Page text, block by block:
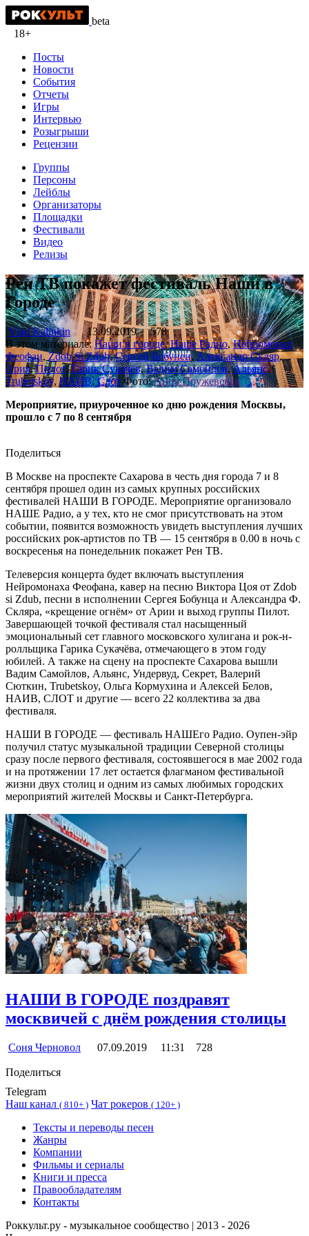
beta
18+
Посты
Новости
События
Отчеты
Игры
Интервью
Розыгрыши
Рецензии
Группы
Персоны
Лейблы
Организаторы
Площадки
Фестивали
Видео
Релизы
Рен ТВ покажет фестиваль Наши в
Городе
Vlad Kalinkin 13.09.2019
578
В этом материале:Наши в городе,Наше Радио,Нейромонах
Феофан,Zdob Si Zdub,Сергей Бобунец, Александр Скляр,
Ария,Пилот,Гарик Сукачёв,Вадим Самойлов,Альянс,
Trubetskoy,НАИВ,Слот Фото:Анна Пружевская
Мероприятие, приуроченное ко дню рождения Москвы,
прошло с 7 по 8 сентября
Поделиться
В Москве на проспекте Сахарова в честь дня города 7 и 8
сентября прошел один из самых крупных российских
фестивалей НАШИ В ГОРОДЕ. Мероприятие организовало
НАШЕ Радио, а у тех, кто не смог присутствовать на этом
событии, появится возможность увидеть выступления лучших
российских рок-артистов по ТВ — 15 сентября в 0.00 в ночь с
воскресенья на понедельник покажет Рен ТВ.
Телеверсия концерта будет включать выступления
Нейромонаха Феофана, кавер на песню Виктора Цоя от Zdob
si Zdub, песни в исполнении Сергея Бобунца и Александра Ф.
Скляра, «крещение огнём» от Арии и выход группы Пилот.
Завершающей точкой фестиваля стал насыщенный
эмоциональный сет главного московского хулигана и рок-н-
ролльщика Гарика Сукачёва, отмечающего в этом году
юбилей. А также на сцену на проспекте Сахарова вышли
Вадим Самойлов, Альянс, Ундервуд, Секрет, Валерий
Сюткин, Trubetskoy, Ольга Кормухина и Алексей Белов,
НАИВ, СЛОТ и другие — всего 22 коллектива за два
фестиваля.
НАШИ В ГОРОДЕ — фестиваль НАШЕго Радио. Оупен-эйр
получил статус музыкальной традиции Северной столицы
сразу после первого фестиваля, состоявшегося в мае 2002 года
и на протяжении 17 лет остается флагманом фестивальной
жизни двух столиц и одним из самых любимых городских
мероприятий жителей Москвы и Санкт-Петербурга.
НАШИ В ГОРОДЕ поздравят
москвичей с днём рождения столицы
Соня Черновол 07.09.2019 11:31 728
Поделиться
Telegram
Наш канал ( 810+ ) Чат рокеров ( 120+ )
Тексты и переводы песен
Жанры
Компании
Фильмы и сериалы
Книги и пресса
Правообладателям
Контакты
Роккульт.ру - музыкальное сообщество | 2013 - 2026